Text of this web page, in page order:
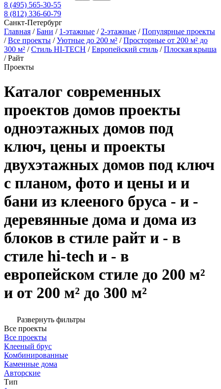
8 (495) 565-30-55
8 (812) 336-60-79
Санкт-Петербург
Главная /Бани / 1-этажные / 2-этажные /Популярные проекты
/Все проекты /Уютные до 200 м² /Просторные от 200 м² до
300 м² /Стиль HI-TECH /Европейский стиль /Плоская крыша
/Райт
Проекты
Каталог современных
проектов домов проекты
одноэтажных домов под
ключ, цены и проекты
двухэтажных домов под ключ
с планом, фото и цены и и
бани из клееного бруса - и -
деревянные дома и дома из
блоков в стиле райт и - в
стиле hi-tech и - в
европейском стиле до 200 м²
и от 200 м² до 300 м²
Развернуть фильтры
Все проекты
Все проекты
Клееный брус
Комбинированные
Каменные дома
Авторские
Тип